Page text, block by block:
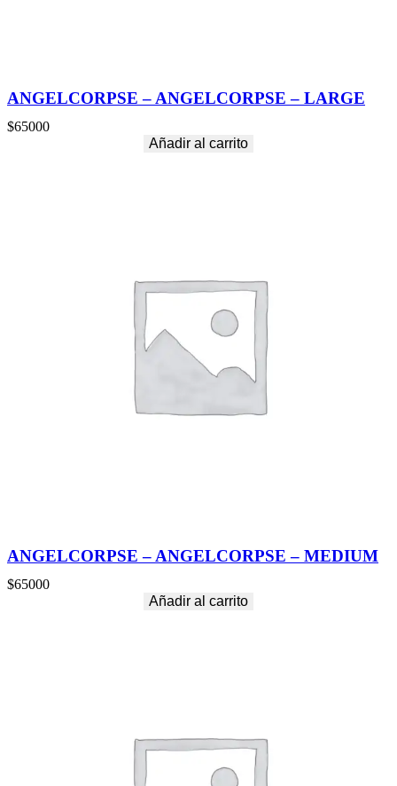
ANGELCORPSE – ANGELCORPSE – LARGE
$65000
Añadir al carrito
ANGELCORPSE – ANGELCORPSE – MEDIUM
$65000
Añadir al carrito